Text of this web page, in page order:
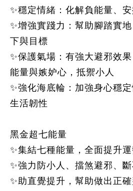
✨穩定情緒 ：化解負能量、
✨增強實踐力 ：幫助腳踏實
下與目標
✨保護氣場 ：有強大避邪效
能量與嫉妒心，抵禦小人
✨強化海底輪 ：加強身心穩
生活韌性
黑金超七能量
✨集結七種能量，全面提升
✨強力防小人、擋煞避邪、
✨助直覺提升，幫助做出正